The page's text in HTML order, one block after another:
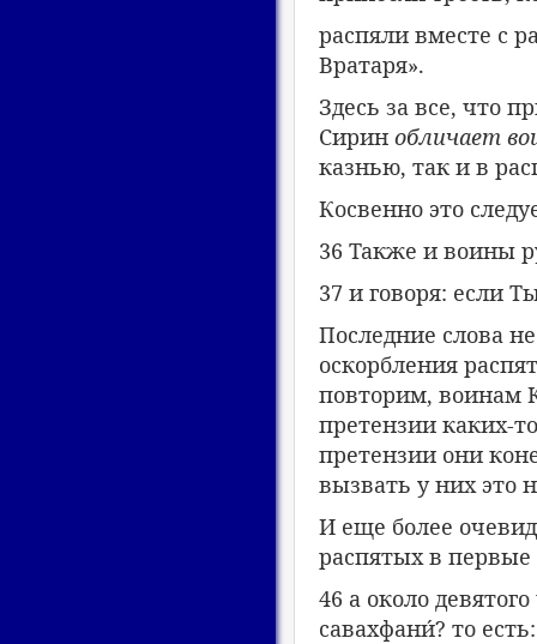
распяли вместе с
Вратаря».
Здесь за все, что
Сирин обличает
казнью, так и в
Косвенно это
36 Также и воины
37 и говоря: если
Последние слова
оскорбления
повторим, воинам
претензии каких-
претензии они
вызвать у них это
И еще более
распятых в первые
46 а около
савахфани́? то